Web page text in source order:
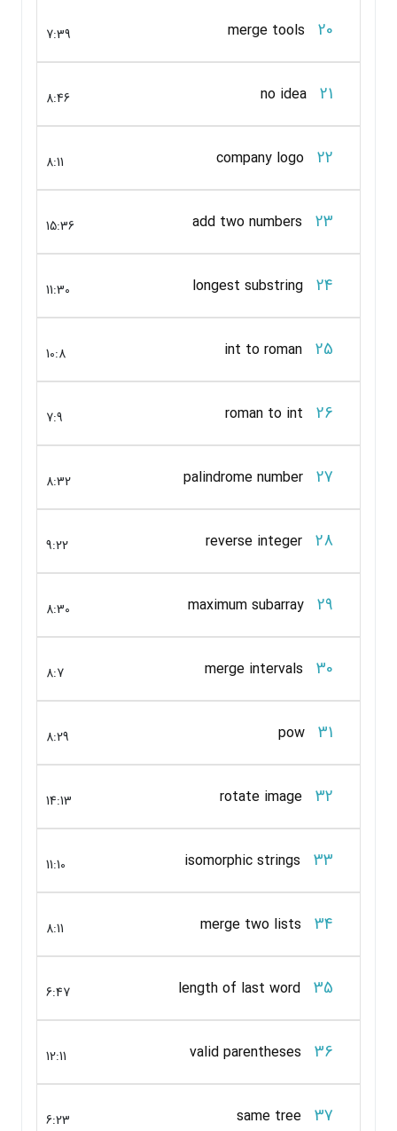
20
merge tools
7:39
21
no idea
8:46
22
company logo
8:11
23
add two numbers
15:36
24
longest substring
11:30
25
int to roman
10:8
26
roman to int
7:9
27
palindrome number
8:32
28
reverse integer
9:22
29
maximum subarray
8:30
30
merge intervals
8:7
31
pow
8:29
32
rotate image
14:13
33
isomorphic strings
11:10
34
merge two lists
8:11
35
length of last word
6:47
36
valid parentheses
12:11
37
same tree
6:23